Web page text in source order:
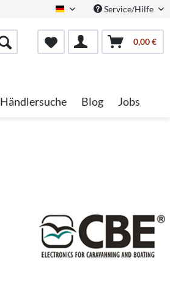
German Service/Hilfe
0,00 €
Händlersuche Blog Jobs